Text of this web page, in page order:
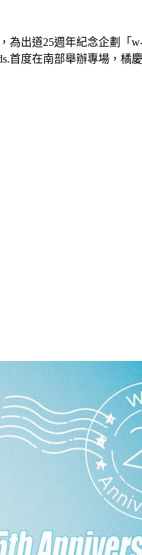
出道25週年紀念企劃「w-
首度在南部舉辦專場，橘